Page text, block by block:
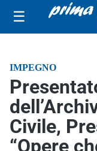
☰
IMPEGNO
Civile,
“Opere